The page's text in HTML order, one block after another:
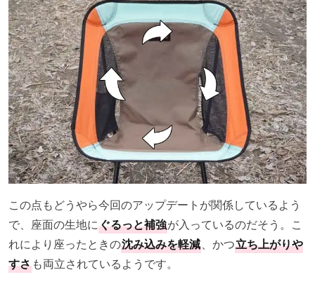
この点もどうやら今回のアップデートが関係しているよう
で、座面の生地にぐるっと補強が入っているのだそう。こ
れにより座ったときの沈み込みを軽減、かつ立ち上がりや
すさも両立されているようです。